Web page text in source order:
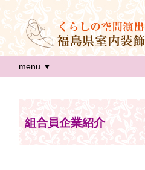
menu ▼
組合員企業紹介